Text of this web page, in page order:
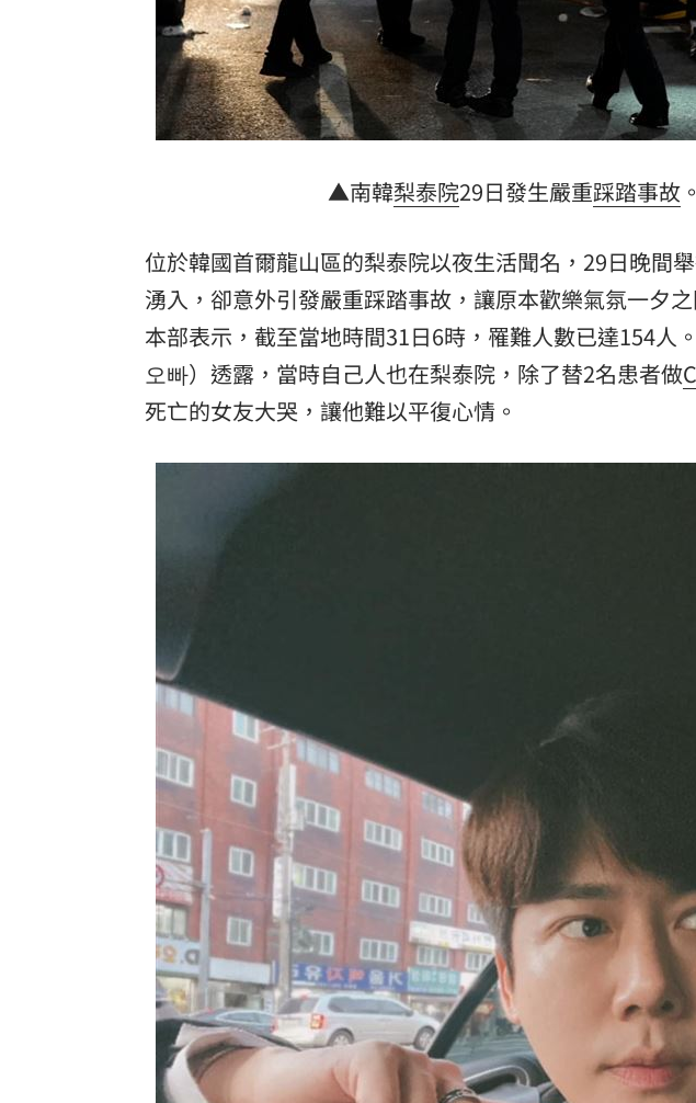
LIVE三立+24小時直播 15:27
三立iNEWS新聞台線上直播 18:00
市場到酒場料理！可果美蕃茄醬創無限可能 12:00
父親節送會拉筋的按摩椅 爸爸「筋歡喜」 18:00
罕病博士彭士齊 輪椅上的生命覺醒！ 11:00
酷澎「爸氣父親節」國際官方品牌齊聚 11:00
▲南韓梨泰院29日發生嚴重踩踏事故
位於韓國首爾龍山區的梨泰院以夜生活聞名，29日晚間
湧入，卻意外引發嚴重踩踏事故，讓原本歡樂氣氛一夕
本部表示，截至當地時間31日6時，罹難人數已達154人
오빠）透露，當時自己人也在梨泰院，除了替2名患者做
死亡的女友大哭，讓他難以平復心情。